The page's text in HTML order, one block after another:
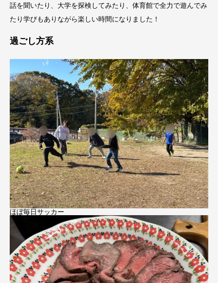
話を聞いたり、大学を探検してみたり、体育館で全力で遊んでみ
たり学びもありながら楽しい時間になりました！
過ごし方系
ほぼ毎日サッカー